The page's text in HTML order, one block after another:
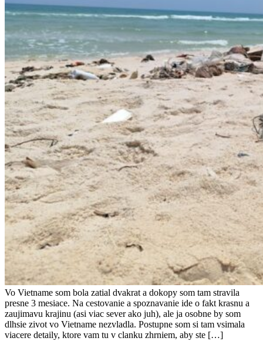
Vo Vietname som bola zatial dvakrat a dokopy som tam stravila
presne 3 mesiace. Na cestovanie a spoznavanie ide o fakt krasnu a
zaujimavu krajinu (asi viac sever ako juh), ale ja osobne by som
dlhsie zivot vo Vietname nezvladla. Postupne som si tam vsimala
viacere detaily, ktore vam tu v clanku zhrniem, aby ste […]